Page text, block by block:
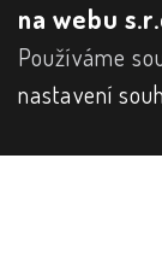
na webu
Používáme
nastavení